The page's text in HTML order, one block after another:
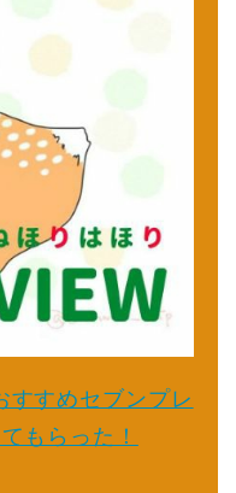
すすめセブンプレ
もらった！